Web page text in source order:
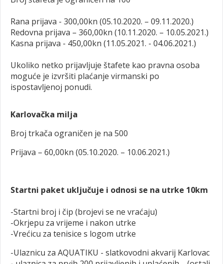
Rana prijava - 300,00kn (05.10.2020. – 09.11.2020.)
Redovna prijava – 360,00kn (10.11.2020. – 10.05.2021.)
Kasna prijava - 450,00kn (11.05.2021. - 04.06.2021.)
Ukoliko netko prijavljuje štafete kao pravna osoba
moguće je izvršiti plaćanje virmanski po
ispostavljenoj ponudi.
Karlovačka milja
Broj trkača ograničen je na 500
Prijava – 60,00kn (05.10.2020. – 10.06.2021.)
Startni paket uključuje i odnosi se na utrke 10km
-Startni broj i čip (brojevi se ne vraćaju)
-Okrjepu za vrijeme i nakon utrke
-Vrećicu za tenisice s logom utrke
-Ulaznicu za AQUATIKU - slatkovodni akvarij Karlovac